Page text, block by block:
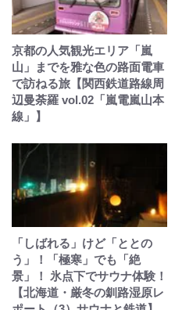
京都の人気観光エリア「嵐
山」までを雅な色の路面電車
で訪ねる旅【関西鉄道路線周
辺曼荼羅 vol.02「嵐電嵐山本
線」】
「しばれる」けど「ととの
う」！「極寒」でも「絶
景」！ 氷点下でサウナ体験！
【北海道・厳冬の釧路湿原レ